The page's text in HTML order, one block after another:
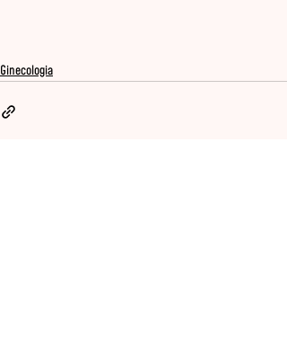
Ginecologia